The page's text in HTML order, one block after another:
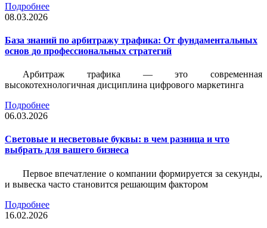
Подробнее
08.03.2026
База знаний по арбитражу трафика: От фундаментальных
основ до профессиональных стратегий
Арбитраж трафика — это современная
высокотехнологичная дисциплина цифрового маркетинга
Подробнее
06.03.2026
Световые и несветовые буквы: в чем разница и что
выбрать для вашего бизнеса
Первое впечатление о компании формируется за секунды,
и вывеска часто становится решающим фактором
Подробнее
16.02.2026